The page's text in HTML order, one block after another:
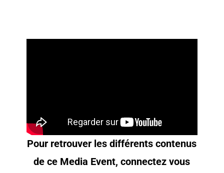
Pour retrouver les différents contenus
de ce Media Event, connectez vous